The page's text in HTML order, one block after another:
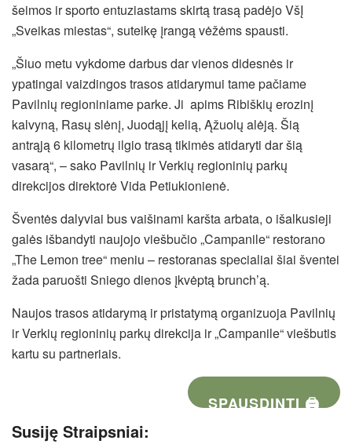
šeimos ir sporto entuziastams skirtą trasą padėjo VšĮ
„Sveikas miestas“, suteikę įrangą vėžėms spausti.
„Šiuo metu vykdome darbus dar vienos didesnės ir
ypatingai vaizdingos trasos atidarymui tame pačiame
Pavilnių regioniniame parke. Ji apims Ribiškių erozinį
kalvyną, Rasų slėnį, Juodąjį kelią, Ąžuolų alėją. Šią
antrąją 6 kilometrų ilgio trasą tikimės atidaryti dar šią
vasarą“, – sako Pavilnių ir Verkių regioninių parkų
direkcijos direktorė Vida Petiukionienė.
Šventės dalyviai bus vaišinami karšta arbata, o išalkusieji
galės išbandyti naujojo viešbučio „Campanile“ restorano
„The Lemon tree“ meniu – restoranas specialiai šiai šventei
žada paruošti Sniego dienos įkvėptą brunch’ą.
Naujos trasos atidarymą ir pristatymą organizuoja Pavilnių
ir Verkių regioninių parkų direkcija ir „Campanile“ viešbutis
kartu su partneriais.
SPAUSDINTI 🖨
Susiję Straipsniai: